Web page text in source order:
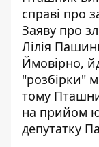
справі про
Заяву про
Лілія
Ймовірно,
"розбірки"
тому
на прийом
депутатку